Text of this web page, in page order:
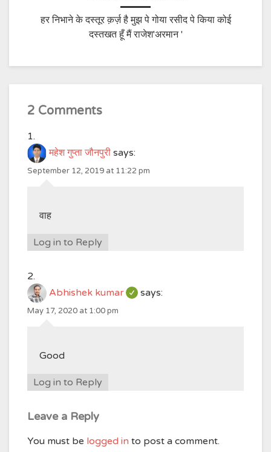
हर निभाने के दस्तूर क़र्ज़ है मुझ पे गोया रसीद पे किया कोई
दस्तखत हूँ मैं राजेश'अरमान '
2 Comments
महेश गुप्ता जौनपुरी says:
September 12, 2019 at 11:22 pm
वाह
Log in to Reply
Abhishek kumar says:
May 17, 2020 at 1:00 pm
Good
Log in to Reply
Leave a Reply
You must be logged in to post a comment.